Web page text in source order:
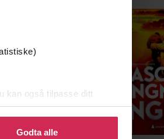
kan også tilpasse ditt
eller endre ditt samtykke.
Godta alle